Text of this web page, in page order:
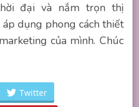
đại và nắm trọn thị
dụng phong cách thiết
của mình. Chúc
Twitter